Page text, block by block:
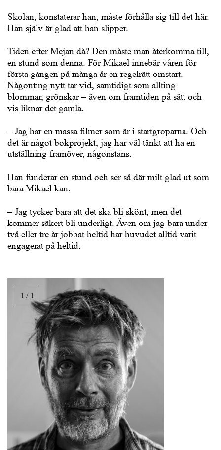
Skolan, konstaterar han, måste förhålla sig till det här.
Han själv är glad att han slipper.
Tiden efter Mejan då? Den måste man återkomma till,
en stund som denna. För Mikael innebär våren för
första gången på många år en regelrätt omstart.
Någonting nytt tar vid, samtidigt som allting
blommar, grönskar – även om framtiden på sätt och
vis liknar det gamla.
– Jag har en massa filmer som är i startgroparna. Och
det är något bokprojekt, jag har väl tänkt att ha en
utställning framöver, någonstans.
Han funderar en stund och ser så där milt glad ut som
bara Mikael kan.
– Jag tycker bara att det ska bli skönt, men det
kommer säkert bli underligt. Även om jag bara under
två eller tre år jobbat heltid har huvudet alltid varit
engagerat på heltid.
Bildgalleri,
1 / 1